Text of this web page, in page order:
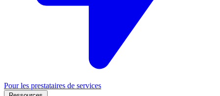
Pour les prestataires de services